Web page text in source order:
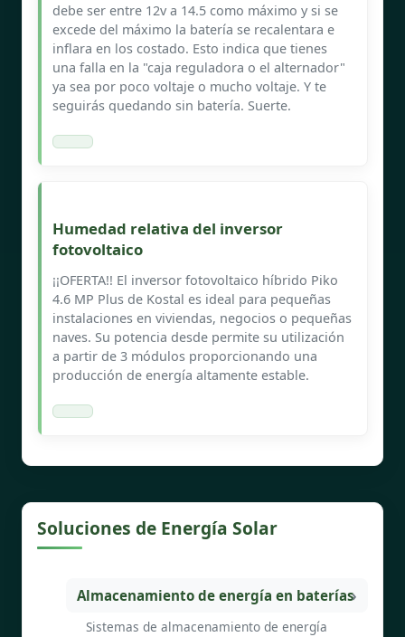
debe ser entre 12v a 14.5 como máximo y si se
excede del máximo la batería se recalentara e
inflara en los costado. Esto indica que tienes
una falla en la "caja reguladora o el alternador"
ya sea por poco voltaje o mucho voltaje. Y te
seguirás quedando sin batería. Suerte.
Humedad relativa del inversor
fotovoltaico
¡¡OFERTA!! El inversor fotovoltaico híbrido Piko
4.6 MP Plus de Kostal es ideal para pequeñas
instalaciones en viviendas, negocios o pequeñas
naves. Su potencia desde permite su utilización
a partir de 3 módulos proporcionando una
producción de energía altamente estable.
Soluciones de Energía Solar
Almacenamiento de energía en baterías
Sistemas de almacenamiento de energía